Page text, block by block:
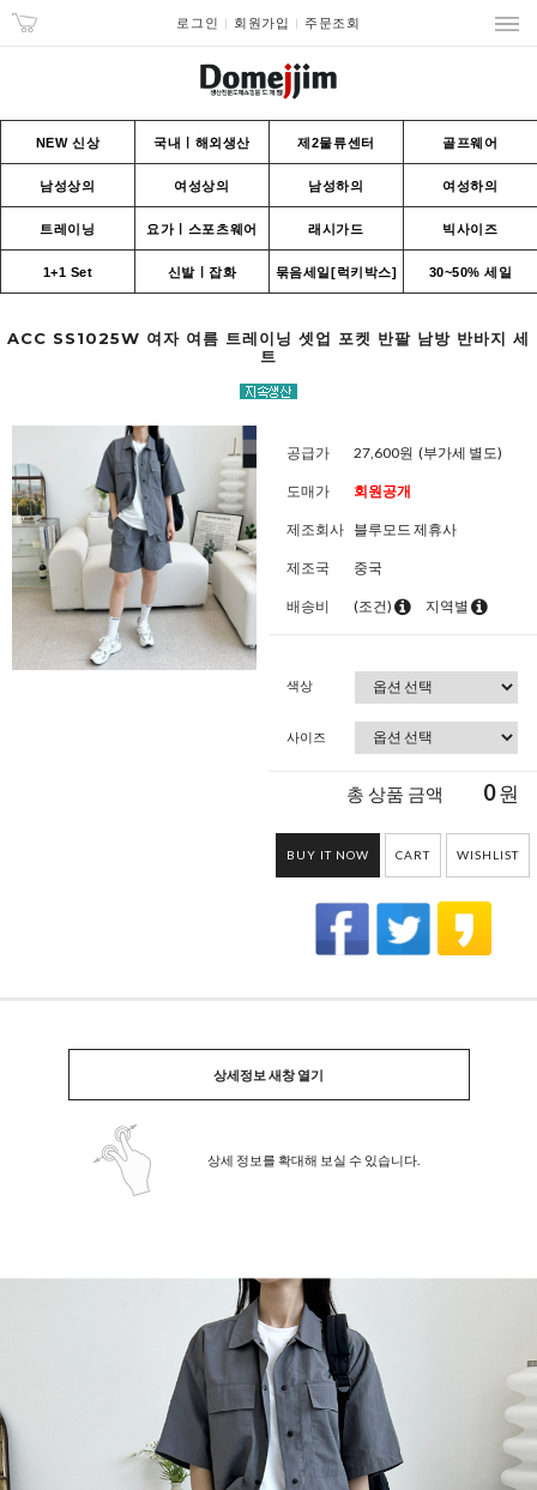
로그인 회원가입 주문조회
NEW 신상 국내ㅣ해외생산 제2물류센터 골프웨어
남성상의 여성상의 남성하의 여성하의
트레이닝 요가ㅣ스포츠웨어 래시가드 빅사이즈
1+1 Set 신발ㅣ잡화 묶음세일[럭키박스] 30~50% 세일
ACC SS1025W 여자 여름 트레이닝 셋업 포켓 반팔 남방 반바지 세
트
공급가 27,600원 (부가세 별도)
도매가 회원공개
제조회사 블루모드 제휴사
제조국 중국
배송비 (조건) 지역별
색상
사이즈
총 상품 금액 0원
BUY IT NOW CART WISHLIST
상세정보 새창 열기
상세 정보를 확대해 보실 수 있습니다.